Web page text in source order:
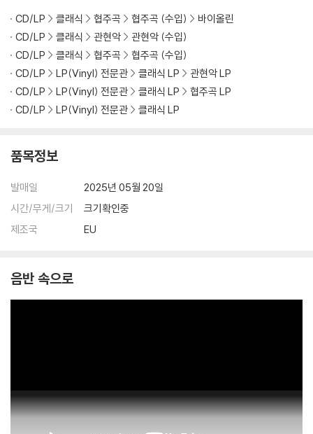
CD/LP 클래식 협주곡 협주곡 (수입)
바이올린
CD/LP
클래식 관현악
관현악 (수입)
CD/LP
클래식 협주곡
협주곡 (수입)
CD/LP
LP(Vinyl) 전문관 클래식 LP
관현악 LP
CD/LP
LP(Vinyl) 전문관 클래식 LP
협주곡 LP
CD/LP
LP(Vinyl) 전문관 클래식 LP
품목정보
발매일
2025년 05월 20일
시간/무게/크기
크기확인중
제조국
EU
음반 속으로